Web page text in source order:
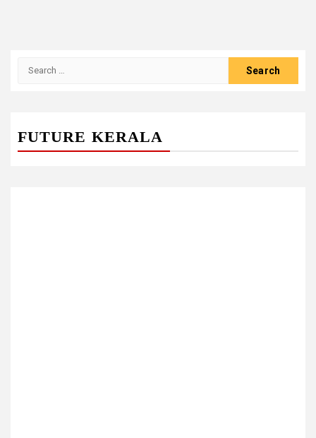
FUTURE KERALA